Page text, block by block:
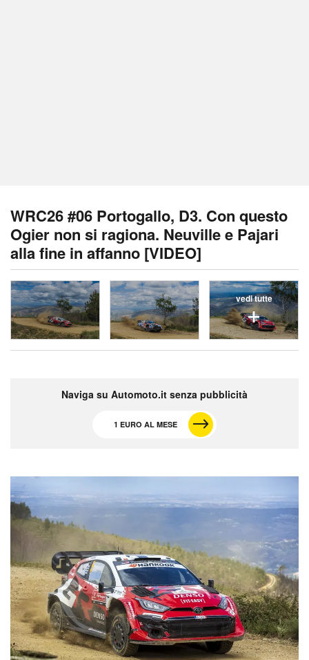
WRC26 #06 Portogallo, D3. Con questo
Ogier non si ragiona. Neuville e Pajari
alla fine in affanno [VIDEO]
vedi tutte
Naviga su Automoto.it senza pubblicità
1 EURO AL MESE